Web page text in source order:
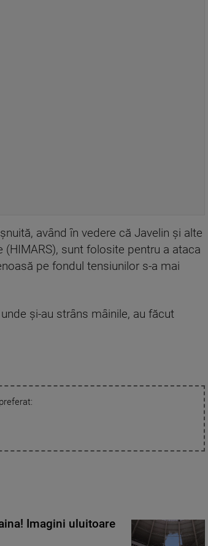
având în vedere că Javelin și alte
sunt folosite pentru a ataca
pe fondul tensiunilor s-a mai
și-au strâns mâinile, au făcut
Imagini uluitoare